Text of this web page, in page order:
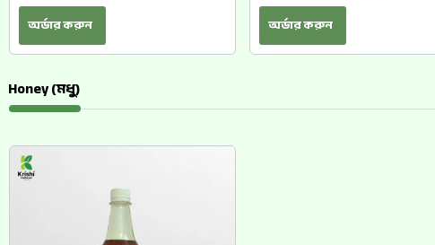
অর্ডার করুন অর্ডার করুন
Honey (মধু)